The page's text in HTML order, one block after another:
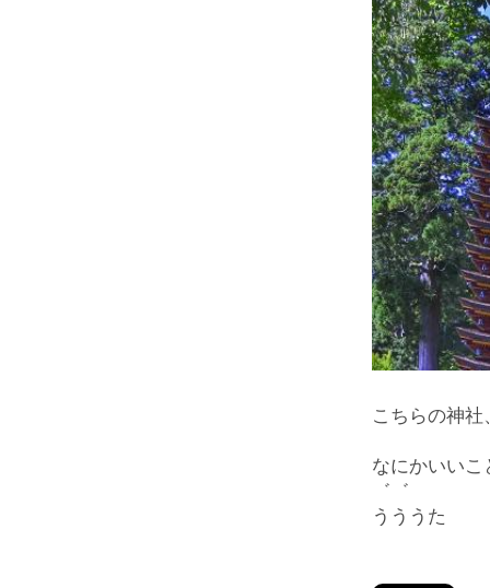
こちらの神
なにかいい
゛゛
うううた